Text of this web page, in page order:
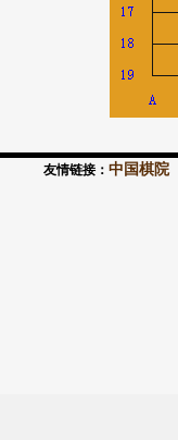
友情链接： 中国棋院